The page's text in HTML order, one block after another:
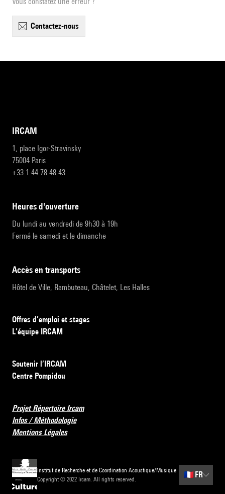
contactez-nous
IRCAM
1, place Igor-Stravinsky
75004 Paris
+33 1 44 78 48 43
heures d'ouverture
Du lundi au vendredi de 9h30 à 19h
Fermé le samedi et le dimanche
accès en transports
Hôtel de Ville, Rambuteau, Châtelet, Les Halles
Offres d’emploi et stages
L’équipe IRCAM
Soutenir l’IRCAM
Centre Pompidou
Projet Répertoire Ircam
Infos / Méthodologie
Mentions Légales
Institut de Recherche et de Coordination Acoustique/Musique
Copyright © 2022 Ircam. All rights reserved.
🇫🇷 FR